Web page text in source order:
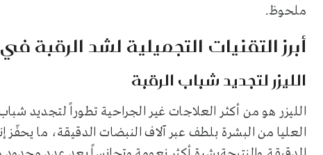
ملحوظ.
أبرز التقنيات التجميلية لشد الرقبة في 2025
الليزر لتجديد شباب الرقبة
الليزر هو من أكثر العلاجات غير الجراحية تطوراً
العليا من البشرة بلطف عبر آلاف النبضات الدقيقة، ما